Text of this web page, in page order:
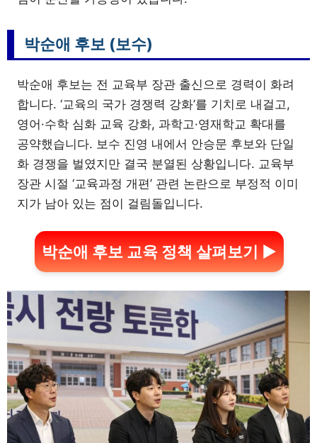
박순애 후보 (보수)
박순애 후보는 전 교육부 장관 출신으로 경력이 화려
합니다. ‘교육의 국가 경쟁력 강화’를 기치로 내걸고,
영어·수학 심화 교육 강화, 과학고·영재학교 확대를
공약했습니다. 보수 진영 내에서 안승문 후보와 단일
화 경쟁을 벌였지만 결국 분열된 상황입니다. 교육부
장관 시절 ‘교육과정 개편’ 관련 논란으로 부정적 이미
지가 남아 있는 점이 걸림돌입니다.
박순애 후보 교육 정책 살펴보기 ▶